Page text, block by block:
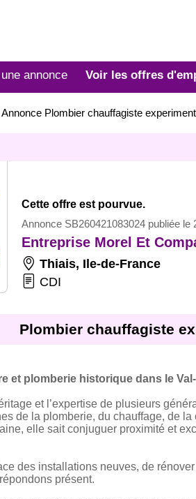
annonce Voir les offres
Annonce Plombier chauffagiste
Cette offre est pourvue.
Annonce SB260421083024 publiée le
Entreprise Morel Et
Thiais, Ile-de-France
CDI
Plombier chauffagiste
et plomberie historique dans le
et l’expertise de plusieurs
de la plomberie, du chauffage, de
elle sait conjuguer proximité et
des installations neuves, de
présent.